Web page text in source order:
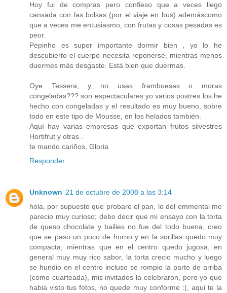
Hoy fui de compras pero confieso que a veces llego
cansada con las bolsas (por el viaje en bus) ademáscomo
que a veces me entusiasmo, con frutas y cosas pesadas es
peor.
Pepinho es super importante dormir bien , yo lo he
descubierto el cuerpo necesita reponerse, mientras menos
duermes más desgaste. Está bien que duermas.
Oye Tessera, y no usas frambuesas o moras
congeladas??? son espectaculares yo varios postres los he
hecho con congeladas y el resultado es muy bueno, sobre
todo en este tipo de Mousse, en los helados también.
Aquí hay varias empresas que exportan frutos silvestres
Hortifrut y otras .
te mando cariños, Gloria
Responder
Unknown 21 de octubre de 2008 a las 3:14
hola, por supuesto que probare el pan, lo del emmental me
parecio muy curioso; debo decir que mi ensayo con la torta
de queso chocolate y bailies no fue del todo buena, creo
que se paso un poco de horno y en la sorillas quedo muy
compacta, mientras que en el centro quedo jugosa, en
general muy muy rico sabor, la torta crecio mucho y luego
se hundio en el centro incluso se rompio la parte de arriba
(como cuarteada), mis invitados la celebraron, pero yo que
habia visto tus fotos, no quede muy conforme :(, aqui te la